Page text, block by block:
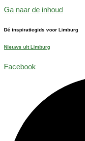
Ga naar de inhoud
Dé inspiratiegids voor Limburg
Nieuws uit Limburg
Facebook